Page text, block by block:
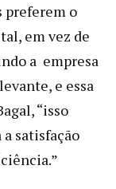
preferem o
em vez de
a empresa
e essa
“isso
satisfação